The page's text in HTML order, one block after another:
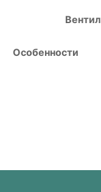
Особенности